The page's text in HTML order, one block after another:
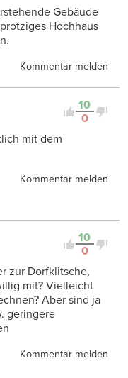
Gebäude
Hochhaus
Kommentar melden
10
0
mit dem
Kommentar melden
10
0
zur Dorfklitsche,
mit? Vielleicht
Aber sind ja
geringere
Kommentar melden